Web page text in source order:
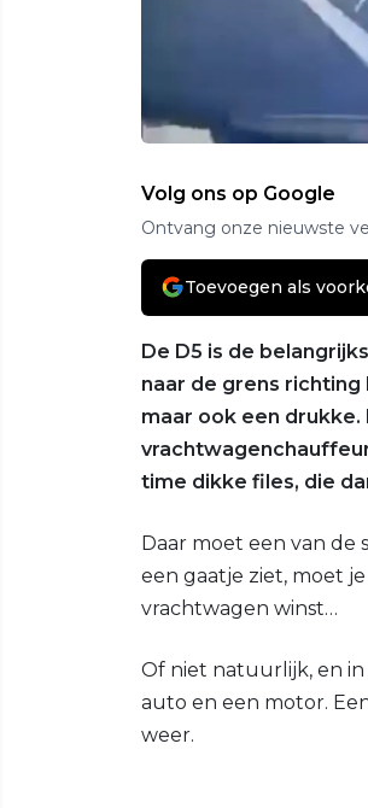
Volg ons op Google
Ontvang onze nieuwste
Toevoegen als
De D5 is de
naar de grens
maar ook een
time dikke files, die
Daar moet een van de
een gaatje ziet, moet
vrachtwagen winst…
Of niet natuurlijk, en
auto en een motor.
weer.